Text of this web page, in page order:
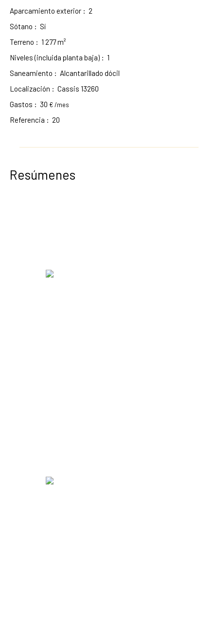
Aparcamiento exterior : 2
Sótano : Sí
Terreno : 1 277m²
Niveles (incluida planta baja) : 1
Saneamiento : Alcantarillado dócil
Localización : Cassis 13260
Gastos : 30 € /mes
Referencia : 20
Resúmenes